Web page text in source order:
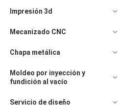
Impresión 3d
Mecanizado CNC
Chapa metálica
Moldeo por inyección y
fundición al vacío
Servicio de diseño